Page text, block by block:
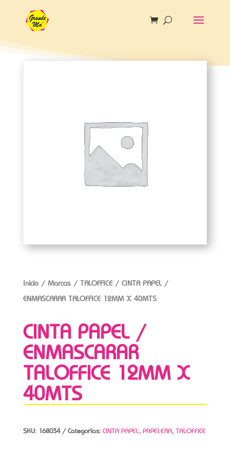
Inicio/ Marcas/ TALOFFICE/ CINTA PAPEL /
ENMASCARAR TALOFFICE 12MM X 40MTS
CINTA PAPEL /
ENMASCARAR
TALOFFICE 12MM X
40MTS
SKU: 168034 Categorías: CINTA PAPEL, PAPELERA, TALOFFICE